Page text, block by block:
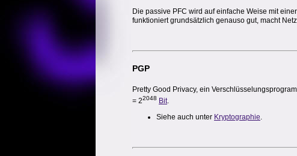
Die passive PFC wird auf einfache Weise mit
funktioniert grundsätzlich genauso gut, macht
PGP
Pretty Good Privacy, ein
= 22048 Bit.
Siehe auch unter Kryptographie.